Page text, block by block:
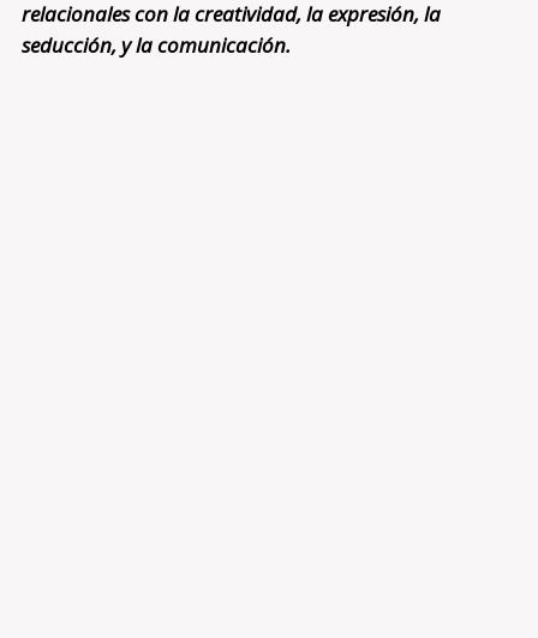
relacionales con la creatividad, la expresión, la
seducción, y la comunicación.